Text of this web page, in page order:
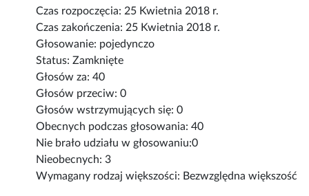
Czas rozpoczęcia: 25 Kwietnia 2018 r.
Czas zakończenia: 25 Kwietnia 2018 r.
Głosowanie: pojedynczo
Status: Zamknięte
Głosów za: 40
Głosów przeciw: 0
Głosów wstrzymujących się: 0
Obecnych podczas głosowania: 40
Nie brało udziału w głosowaniu:0
Nieobecnych: 3
Wymagany rodzaj większości: Bezwzględna większość